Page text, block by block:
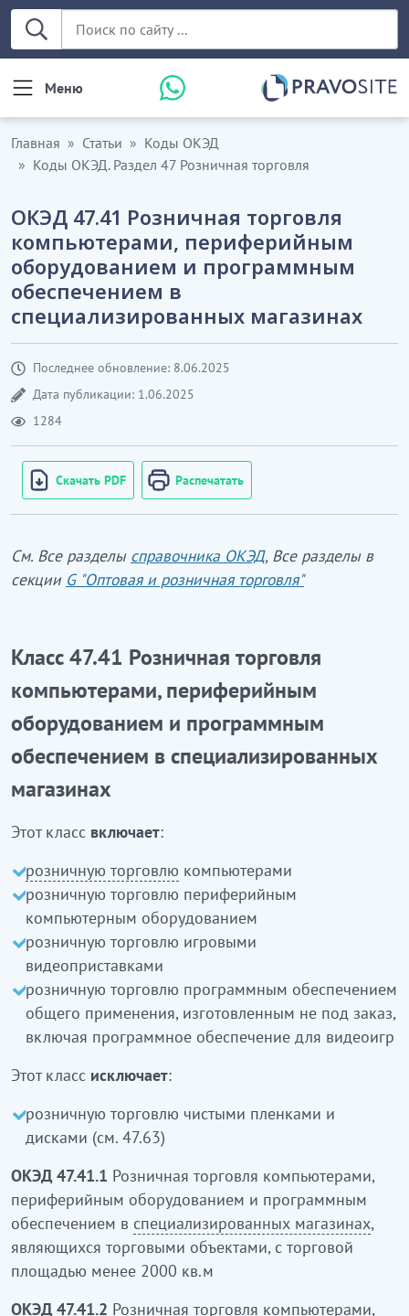
Меню
Главная Статьи
Коды ОКЭД
Коды ОКЭД. Раздел 47 Розничная торговля
ОКЭД 47.41 Розничная торговля
компьютерами, периферийным
оборудованием и программным
обеспечением в
специализированных магазинах
Последнее обновление: 8.06.2025
Дата публикации: 1.06.2025
1284
Скачать PDF Распечатать
См. Все разделы справочника ОКЭД, Все разделы в
секции G "Оптовая и розничная торговля"
Класс 47.41 Розничная торговля
компьютерами, периферийным
оборудованием и программным
обеспечением в специализированных
магазинах
Этот класс включает:
розничную торговлю компьютерами
розничную торговлю периферийным
компьютерным оборудованием
розничную торговлю игровыми
видеоприставками
розничную торговлю программным обеспечением
общего применения, изготовленным не под заказ,
включая программное обеспечение для видеоигр
Этот класс исключает:
розничную торговлю чистыми пленками и
дисками (см. 47.63)
ОКЭД 47.41.1 Розничная торговля компьютерами,
периферийным оборудованием и программным
обеспечением в специализированных магазинах,
являющихся торговыми объектами, с торговой
площадью менее 2000 кв.м
ОКЭД 47.41.2 Розничная торговля компьютерами,